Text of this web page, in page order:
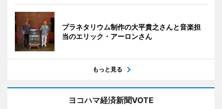
プラネタリウム制作の大平貴之さんと音楽担
当のエリック・アーロンさん
もっと見る
ヨコハマ経済新聞VOTE